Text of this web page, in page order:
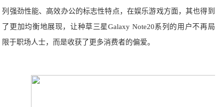
列强劲性能、高效办公的标志性特点，在娱乐游戏方面，其也得到
了更加均衡地展现，让种草三星Galaxy Note20系列的用户不再局
限于职场人士，而是收获了更多消费者的偏爱。